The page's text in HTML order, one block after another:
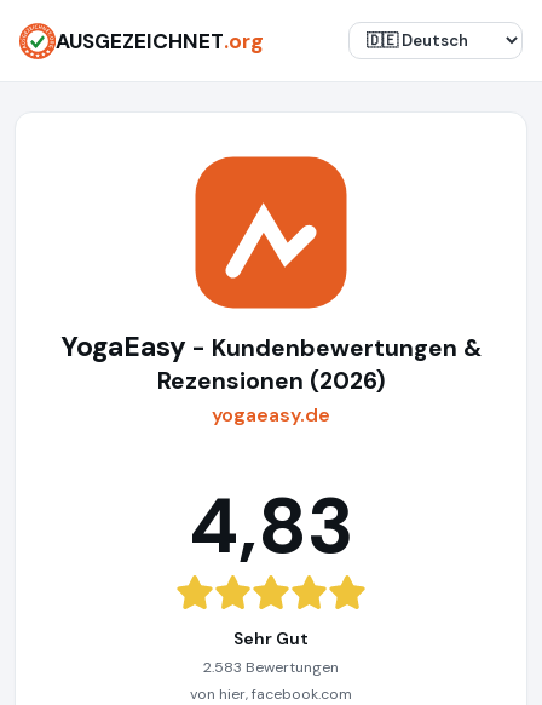
AUSGEZEICHNET.org
YogaEasy - Kundenbewertungen &
Rezensionen (2026)
yogaeasy.de
4,83
Sehr Gut
2.583 Bewertungen
von hier, facebook.com